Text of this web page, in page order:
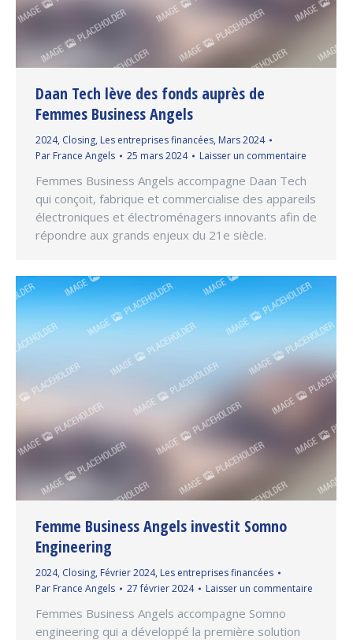
Daan Tech lève des fonds auprès de
Femmes Business Angels
2024, Closing, Les entreprises financées, Mars 2024
Par France Angels 25 mars 2024 Laisser un commentaire
Femmes Business Angels accompagne Daan Tech
qui conçoit, fabrique et commercialise des appareils
électroniques et électroménagers innovants afin de
répondre aux grands enjeux du 21e siècle.
Femme Business Angels investit Somno
Engineering
2024, Closing, Février 2024, Les entreprises financées
Par France Angels 27 février 2024 Laisser un commentaire
Femmes Business Angels accompagne Somno
engineering qui a développé la première solution